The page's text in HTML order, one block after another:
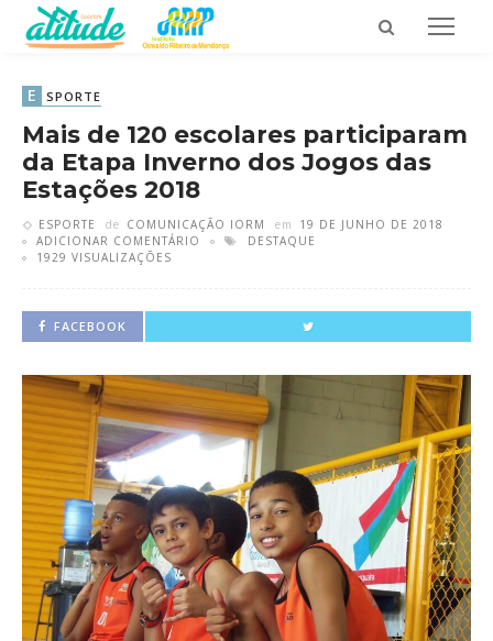
E SPORTE
Mais de 120 escolares participaram
da Etapa Inverno dos Jogos das
Estações 2018
ESPORTE de COMUNICAÇÃO IORM em
19 DE JUNHO DE 2018
ADICIONAR COMENTÁRIO
DESTAQUE
1929 VISUALIZAÇÕES
FACEBOOK